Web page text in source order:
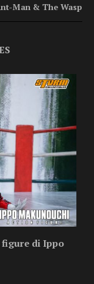
Man & The Wasp
di Ippo